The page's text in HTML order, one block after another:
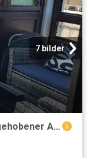
7 bilder
Schöne Zwei Zimmer Wohnung mit gehobener Ausstattung